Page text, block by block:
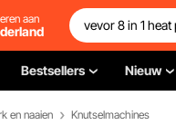
aan
Bestsellers Nieuw
en naaien Knutselmachines